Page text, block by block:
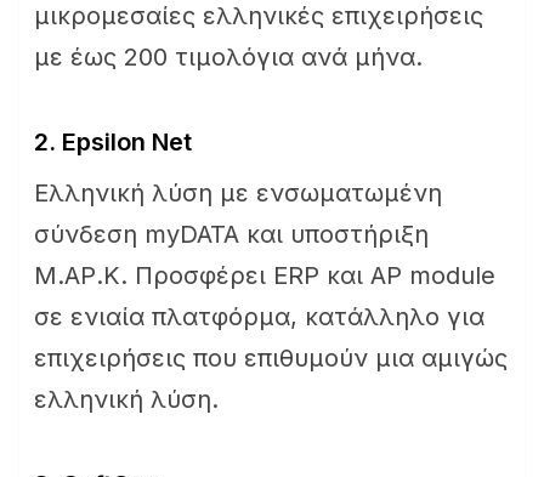
μικρομεσαίες ελληνικές επιχειρήσεις
με έως 200 τιμολόγια ανά μήνα.
2. Epsilon Net
Ελληνική λύση με ενσωματωμένη
σύνδεση myDATA και υποστήριξη
Μ.ΑΡ.Κ. Προσφέρει ERP και AP module
σε ενιαία πλατφόρμα, κατάλληλο για
επιχειρήσεις που επιθυμούν μια αμιγώς
ελληνική λύση.